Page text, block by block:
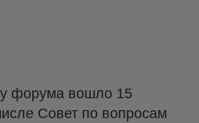
форума вошло 15
Совет по вопросам